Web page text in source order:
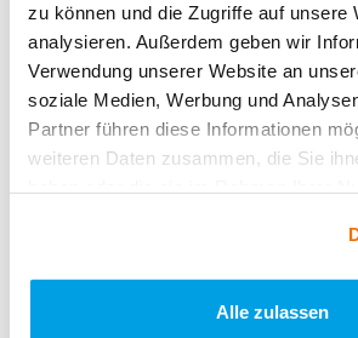
zu können und die Zugriffe auf unsere
analysieren. Außerdem geben wir
Verwendung unserer Website an
soziale Medien, Werbung und
Partner führen diese Informationen
weiteren Daten zusammen, die Sie
Alle zulassen